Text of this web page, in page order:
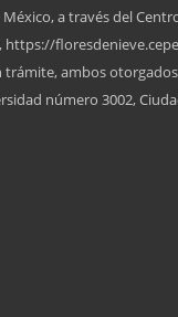
a través del
https://
trámite, ambos
número 3002,